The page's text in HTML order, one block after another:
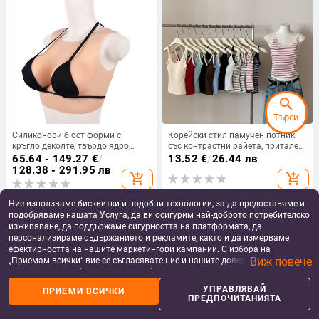
Силиконови бюст форми с
кръгло деколте, твърдо ядро,
размери C/D/F, вмъкване за бюст
65.64 - 149.27 €/
128.38 - 291.95 лв
add_shopping_cart
Корейски стил памучен потник
със контрастни райета, притален
силует, вграден подплънник за
13.52 €/26.44 лв
add_shopping_cart
Ние използваме бисквитки и подобни технологии, за да предоставяме и
подобряваме нашата Услуга, да ви осигурим най-доброто потребителско
изживяване, да поддържаме сигурността на платформата, да
персонализираме съдържанието и рекламите, както и да измерваме
ефективността на нашите маркетингови кампании. С избора на
„Приемам всички“ вие се съгласявате ние и нашите доверени партньори
да съхраняваме бисквитки и подобни технологии на вашето устройство
за рекламни и аналитични цели. Можете по всяко време да управлявате
своите предпочитания, като натиснете „Управлявай предпочитанията“.
За повече информация, моля, вижте нашата
Виж повече
ПРИЕМИ ВСИЧКИ
УПРАВЛЯВАЙ
ПРЕДПОЧИТАНИЯТА
search
Търси